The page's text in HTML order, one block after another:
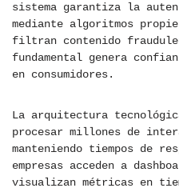
sistema garantiza la
mediante algoritmos
filtran contenido
fundamental genera
en consumidores.
La arquitectura
procesar millones de
manteniendo tiempos de
empresas acceden a
visualizan métricas en